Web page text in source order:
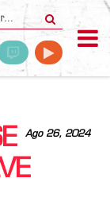
Ago 26, 2024